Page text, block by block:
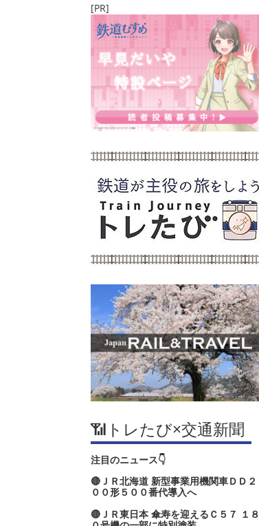
[PR]
📶トレたび×交通新聞
注目のニュース👇
🔴ＪＲ北海道 新型事業用機関車ＤＤ２
００形５００番代導入へ
🔴ＪＲ東日本 傘寿を迎えるＣ５７ １８